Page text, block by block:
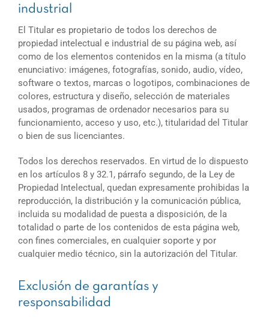
industrial
El Titular es propietario de todos los derechos de
propiedad intelectual e industrial de su página web, así
como de los elementos contenidos en la misma (a título
enunciativo: imágenes, fotografías, sonido, audio, vídeo,
software o textos, marcas o logotipos, combinaciones de
colores, estructura y diseño, selección de materiales
usados, programas de ordenador necesarios para su
funcionamiento, acceso y uso, etc.), titularidad del Titular
o bien de sus licenciantes.
Todos los derechos reservados. En virtud de lo dispuesto
en los artículos 8 y 32.1, párrafo segundo, de la Ley de
Propiedad Intelectual, quedan expresamente prohibidas la
reproducción, la distribución y la comunicación pública,
incluida su modalidad de puesta a disposición, de la
totalidad o parte de los contenidos de esta página web,
con fines comerciales, en cualquier soporte y por
cualquier medio técnico, sin la autorización del Titular.
Exclusión de garantías y
responsabilidad